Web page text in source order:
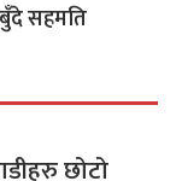
सहमति
छोटो